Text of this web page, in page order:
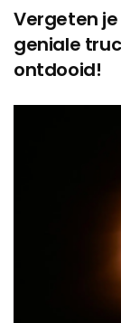
Vergeten
geniale
ontdooid!